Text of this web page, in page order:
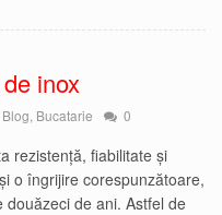
inox
Blog, Bucatarie 0
rezistență, fiabilitate și
o îngrijire corespunzătoare,
de ani. Astfel de